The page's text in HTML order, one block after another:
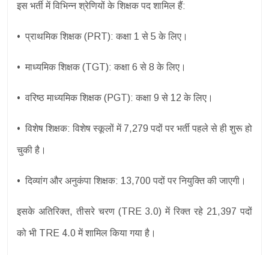
इस भर्ती में विभिन्न श्रेणियों के शिक्षक पद शामिल हैं:
• प्राथमिक शिक्षक (PRT): कक्षा 1 से 5 के लिए।
• माध्यमिक शिक्षक (TGT): कक्षा 6 से 8 के लिए।
• वरिष्ठ माध्यमिक शिक्षक (PGT): कक्षा 9 से 12 के लिए।
• विशेष शिक्षक: विशेष स्कूलों में 7,279 पदों पर भर्ती पहले से ही शुरू हो
चुकी है।
• दिव्यांग और अनुकंपा शिक्षक: 13,700 पदों पर नियुक्ति की जाएगी।
इसके अतिरिक्त, तीसरे चरण (TRE 3.0) में रिक्त रहे 21,397 पदों
को भी TRE 4.0 में शामिल किया गया है।